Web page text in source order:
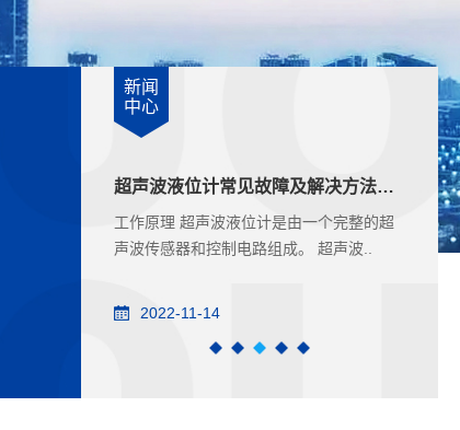
新闻
中心
射频导纳液（料）位开关的使用维护（转）
射频导纳液（料）位开关的使用维护1 料位
开关投入正常使用后，检查周期一般为1～
2022-11-14
射频
铭牌